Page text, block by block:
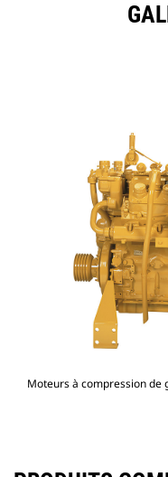
Moteurs à compression de